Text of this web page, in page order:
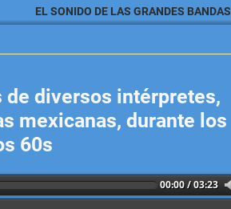
EL SONIDO DE LAS GRANDES BANDAS
diversos intérpretes,
mexicanas, durante los
60s
00:00 / 03:23